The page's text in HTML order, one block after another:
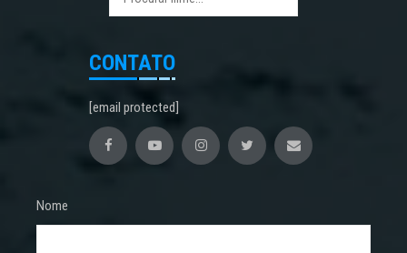
CONTATO
[email protected]
Nome